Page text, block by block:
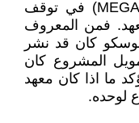
المؤلفات الكاملة لماركس وانجلز (MEGA) في توقف
فمن المعروف
كان قد نشر
المشروع كان
ما اذا كان معهد
لوحده.